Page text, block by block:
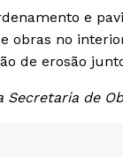
e
obras no
de erosão
Secretaria de